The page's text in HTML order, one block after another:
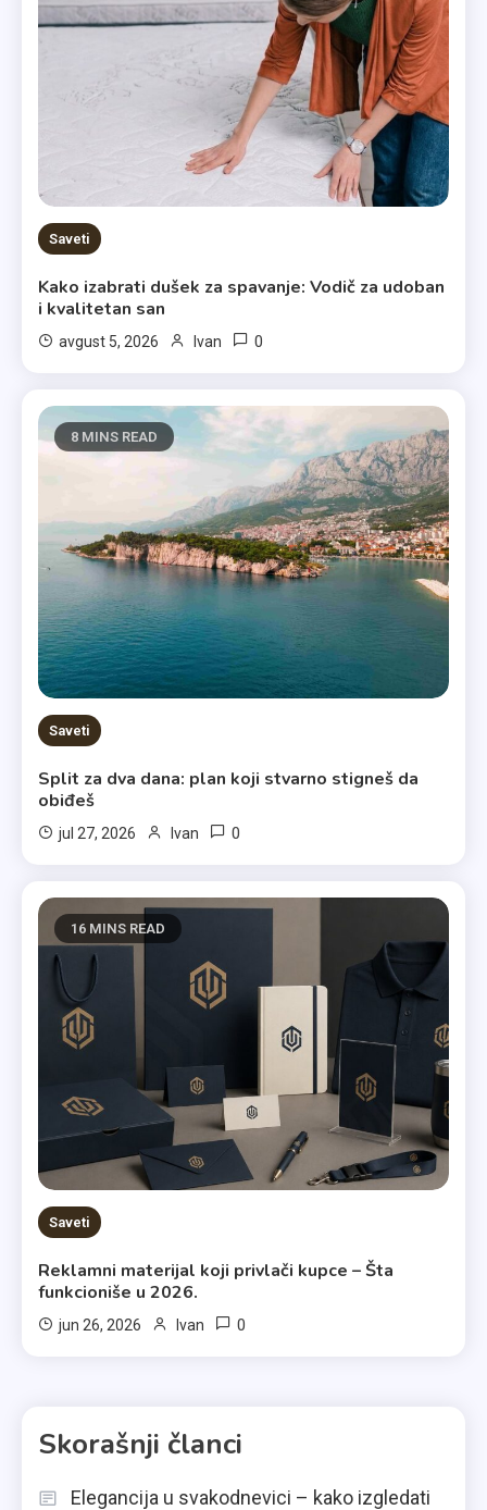
Saveti
Kako izabrati dušek za spavanje: Vodič za udoban
i kvalitetan san
avgust 5, 2026 Ivan 0
8 MINS READ
Saveti
Split za dva dana: plan koji stvarno stigneš da
obiđeš
jul 27, 2026 Ivan 0
16 MINS READ
Saveti
Reklamni materijal koji privlači kupce – Šta
funkcioniše u 2026.
jun 26, 2026 Ivan 0
Skorašnji članci
Elegancija u svakodnevici – kako izgledati